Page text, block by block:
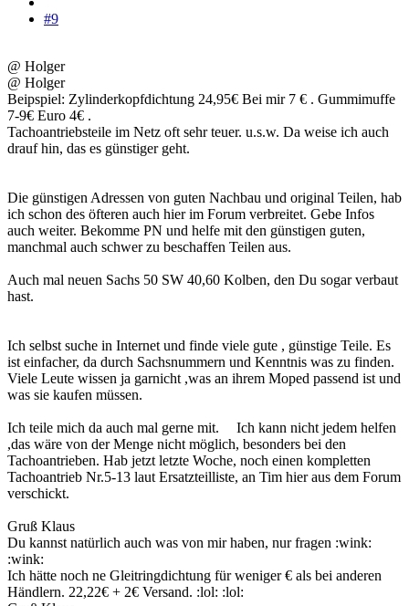
#9
@ Holger
@ Holger
Beipspiel: Zylinderkopfdichtung 24,95€ Bei mir 7 € . Gummimuffe
7-9€ Euro 4€ .
Tachoantriebsteile im Netz oft sehr teuer. u.s.w. Da weise ich auch
drauf hin, das es günstiger geht.
Die günstigen Adressen von guten Nachbau und original Teilen, hab
ich schon des öfteren auch hier im Forum verbreitet. Gebe Infos
auch weiter. Bekomme PN und helfe mit den günstigen guten,
manchmal auch schwer zu beschaffen Teilen aus.
Auch mal neuen Sachs 50 SW 40,60 Kolben, den Du sogar verbaut
hast.
Ich selbst suche in Internet und finde viele gute , günstige Teile. Es
ist einfacher, da durch Sachsnummern und Kenntnis was zu finden.
Viele Leute wissen ja garnicht ,was an ihrem Moped passend ist und
was sie kaufen müssen.
Ich teile mich da auch mal gerne mit.
Ich kann nicht jedem helfen
,das wäre von der Menge nicht möglich, besonders bei den
Tachoantrieben. Hab jetzt letzte Woche, noch einen kompletten
Tachoantrieb Nr.5-13 laut Ersatzteilliste, an Tim hier aus dem Forum
verschickt.
Gruß Klaus
Du kannst natürlich auch was von mir haben, nur fragen :wink:
:wink:
Ich hätte noch ne Gleitringdichtung für weniger € als bei anderen
Händlern. 22,22€ + 2€ Versand. :lol: :lol: